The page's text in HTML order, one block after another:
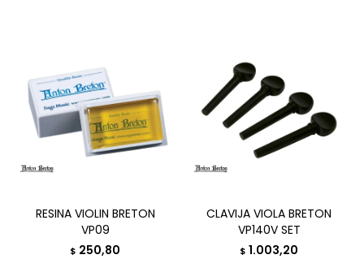
RESINA VIOLIN BRETON
VP09
$ 250,80
CLAVIJA VIOLA BRETON
VP140V SET
$ 1.003,20